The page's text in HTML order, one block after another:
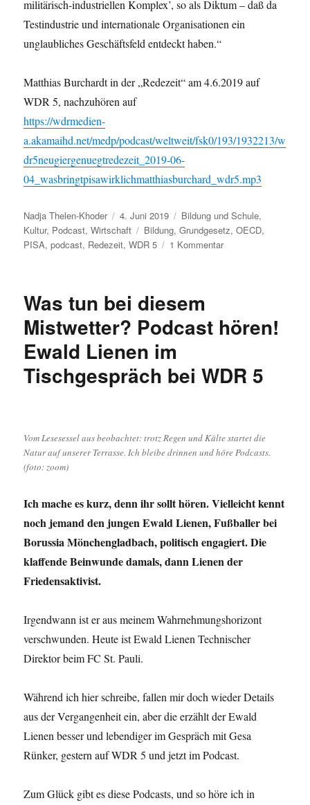
militärisch-industriellen Komplex’, so als Diktum – daß da
Testindustrie und internationale Organisationen ein
unglaubliches Geschäftsfeld entdeckt haben.“
Matthias Burchardt in der „Redezeit“ am 4.6.2019 auf
WDR 5, nachzuhören auf
https://wdrmedien-
a.akamaihd.net/medp/podcast/weltweit/fsk0/193/1932213/w
dr5neugiergenuegtredezeit_2019-06-
04_wasbringtpisawirklichmatthiasburchard_wdr5.mp3
Autor
Nadja Thelen-Khoder
Veröffentlicht
am
4. Juni 2019 Kategorien
Bildung und Schule,
Kultur, Podcast,Wirtschaft Schlagwörter
Bildung,Grundgesetz,OECD,
PISA,podcast, Redezeit,WDR 5 1 Kommentarzu
Dr.
von
PISA,
OECD:
„Was
in
den
verschwindet?“
Was tun bei diesem
Mistwetter? Podcast hören!
Ewald Lienen im
Tischgespräch bei WDR 5
Vom Lesesessel aus beobachtet: trotz Regen und Kälte startet die
Natur auf unserer Terrasse. Ich bleibe drinnen und höre Podcasts.
(foto: zoom)
Ich mache es kurz, denn ihr sollt hören. Vielleicht kennt
noch jemand den jungen Ewald Lienen, Fußballer bei
Borussia Mönchengladbach, politisch engagiert. Die
klaffende Beinwunde damals, dann Lienen der
Friedensaktivist.
Irgendwann ist er aus meinem Wahrnehmungshorizont
verschwunden. Heute ist Ewald Lienen Technischer
Direktor beim FC St. Pauli.
Während ich hier schreibe, fallen mir doch wieder Details
aus der Vergangenheit ein, aber die erzählt der Ewald
Lienen besser und lebendiger im Gespräch mit Gesa
Rünker, gestern auf WDR 5 und jetzt im Podcast.
Zum Glück gibt es diese Podcasts, und so höre ich in